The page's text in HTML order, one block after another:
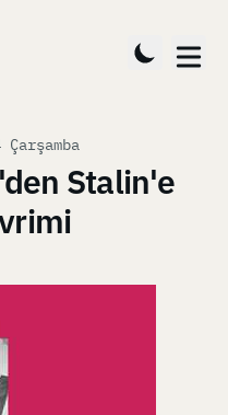
Stalin'e